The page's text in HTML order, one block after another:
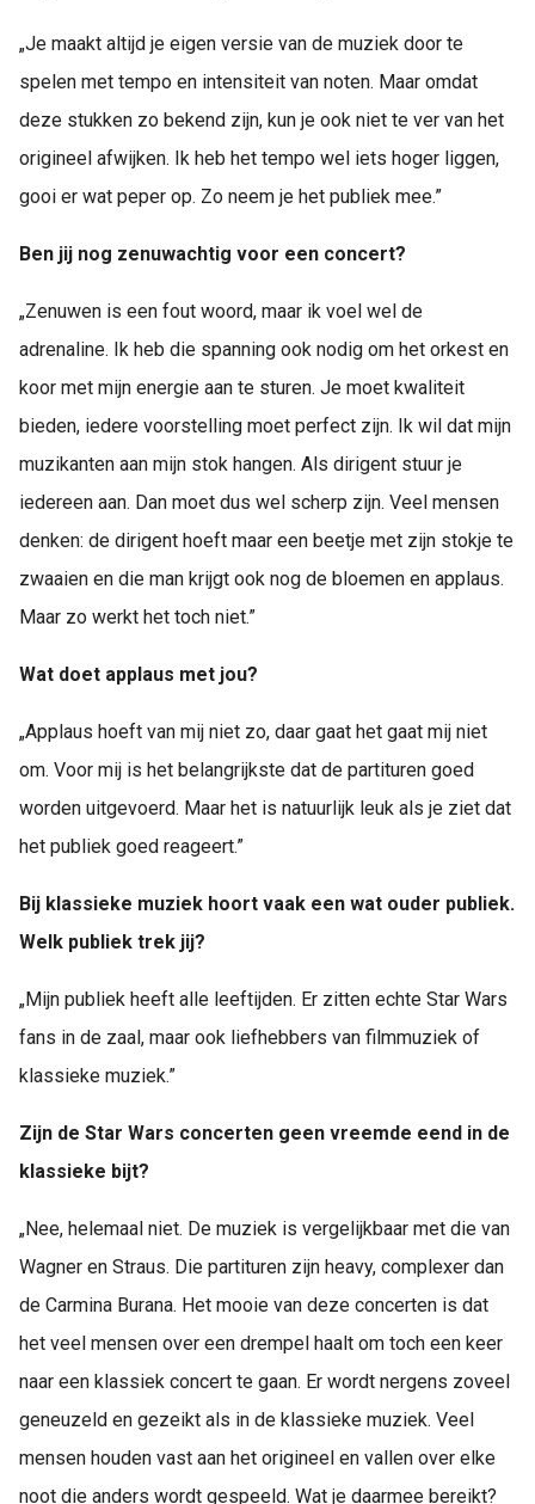
„Je maakt altijd je eigen versie van de muziek door te
spelen met tempo en intensiteit van noten. Maar omdat
deze stukken zo bekend zijn, kun je ook niet te ver van het
origineel afwijken. Ik heb het tempo wel iets hoger liggen,
gooi er wat peper op. Zo neem je het publiek mee.”
Ben jij nog zenuwachtig voor een concert?
„Zenuwen is een fout woord, maar ik voel wel de
adrenaline. Ik heb die spanning ook nodig om het orkest en
koor met mijn energie aan te sturen. Je moet kwaliteit
bieden, iedere voorstelling moet perfect zijn. Ik wil dat mijn
muzikanten aan mijn stok hangen. Als dirigent stuur je
iedereen aan. Dan moet dus wel scherp zijn. Veel mensen
denken: de dirigent hoeft maar een beetje met zijn stokje te
zwaaien en die man krijgt ook nog de bloemen en applaus.
Maar zo werkt het toch niet.”
Wat doet applaus met jou?
„Applaus hoeft van mij niet zo, daar gaat het gaat mij niet
om. Voor mij is het belangrijkste dat de partituren goed
worden uitgevoerd. Maar het is natuurlijk leuk als je ziet dat
het publiek goed reageert.”
Bij klassieke muziek hoort vaak een wat ouder publiek.
Welk publiek trek jij?
„Mijn publiek heeft alle leeftijden. Er zitten echte Star Wars
fans in de zaal, maar ook liefhebbers van filmmuziek of
klassieke muziek.”
Zijn de Star Wars concerten geen vreemde eend in de
klassieke bijt?
„Nee, helemaal niet. De muziek is vergelijkbaar met die van
Wagner en Straus. Die partituren zijn heavy, complexer dan
de Carmina Burana. Het mooie van deze concerten is dat
het veel mensen over een drempel haalt om toch een keer
naar een klassiek concert te gaan. Er wordt nergens zoveel
geneuzeld en gezeikt als in de klassieke muziek. Veel
mensen houden vast aan het origineel en vallen over elke
noot die anders wordt gespeeld. Wat je daarmee bereikt?